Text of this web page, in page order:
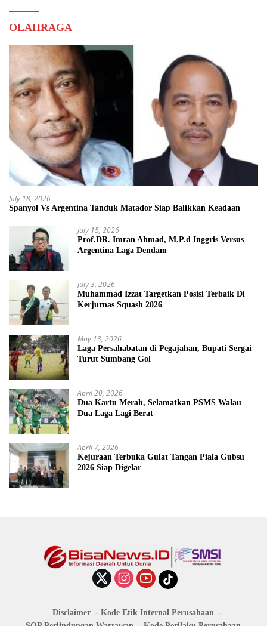
OLAHRAGA
July 18, 2026
Spanyol Vs Argentina Tanduk Matador Siap Balikkan Keadaan
July 15, 2026
Prof.DR. Imran Ahmad, M.P.d Inggris Versus
Argentina Laga Dendam
July 3, 2026
Muhammad Izzat Targetkan Posisi Terbaik Di
Kerjurnas Squash 2026
May 13, 2026
Laga Persahabatan di Pegajahan, Bupati Sergai
Turut Sumbang Gol
April 20, 2026
Dua Kartu Merah, Selamatkan PSMS Walau
Dua Laga Lagi Berat
April 7, 2026
Kejuraan Terbuka Gulat Tangan Piala Gubsu
2026 Siap Digelar
Disclaimer
Kode Etik Internal Perusahaan